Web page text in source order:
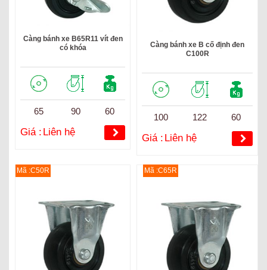
Càng bánh xe B65R11 vít đen
có khóa
65 90 60
Giá : Liên hệ
Càng bánh xe B cố định đen
C100R
100 122 60
Giá : Liên hệ
Mã :C50R Mã :C65R